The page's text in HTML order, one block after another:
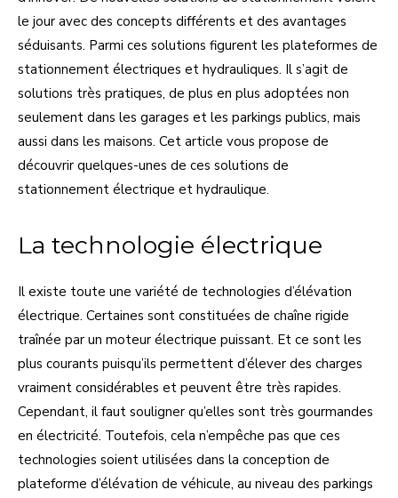
le jour avec des concepts différents et des avantages
séduisants. Parmi ces solutions figurent les plateformes de
stationnement électriques et hydrauliques. Il s’agit de
solutions très pratiques, de plus en plus adoptées non
seulement dans les garages et les parkings publics, mais
aussi dans les maisons. Cet article vous propose de
découvrir quelques-unes de ces solutions de
stationnement électrique et hydraulique.
La technologie électrique
Il existe toute une variété de technologies d’élévation
électrique. Certaines sont constituées de chaîne rigide
traînée par un moteur électrique puissant. Et ce sont les
plus courants puisqu’ils permettent d’élever des charges
vraiment considérables et peuvent être très rapides.
Cependant, il faut souligner qu’elles sont très gourmandes
en électricité. Toutefois, cela n’empêche pas que ces
technologies soient utilisées dans la conception de
plateforme d’élévation de véhicule, au niveau des parkings